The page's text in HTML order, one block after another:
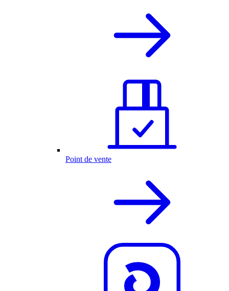
Point de vente